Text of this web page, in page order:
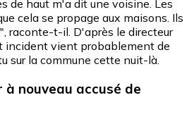
de haut m'a dit une voisine. Les
cela se propage aux maisons. Ils
raconte-t-il. D'après le directeur
incident vient probablement de
sur la commune cette nuit-là.
à nouveau accusé de